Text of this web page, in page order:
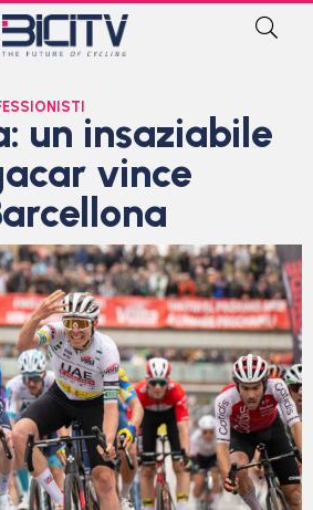
un insaziabile
vince